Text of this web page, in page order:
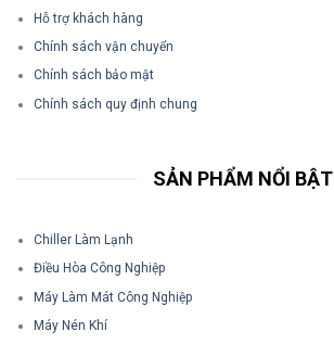
Hỗ trợ khách hàng
Chính sách vận chuyển
Chính sách bảo mật
Chính sách quy định chung
SẢN PHẨM NỔI BẬT
Chiller Làm Lạnh
Điều Hòa Công Nghiệp
Máy Làm Mát Công Nghiệp
Máy Nén Khí